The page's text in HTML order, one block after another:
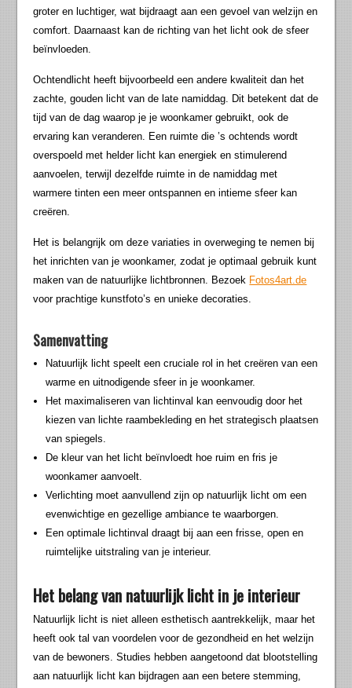
groter en luchtiger, wat bijdraagt aan een gevoel van welzijn en
comfort. Daarnaast kan de richting van het licht ook de sfeer
beïnvloeden.
Ochtendlicht heeft bijvoorbeeld een andere kwaliteit dan het
zachte, gouden licht van de late namiddag. Dit betekent dat de
tijd van de dag waarop je je woonkamer gebruikt, ook de
ervaring kan veranderen. Een ruimte die ’s ochtends wordt
overspoeld met helder licht kan energiek en stimulerend
aanvoelen, terwijl dezelfde ruimte in de namiddag met
warmere tinten een meer ontspannen en intieme sfeer kan
creëren.
Het is belangrijk om deze variaties in overweging te nemen bij
het inrichten van je woonkamer, zodat je optimaal gebruik kunt
maken van de natuurlijke lichtbronnen. Bezoek Fotos4art.de
voor prachtige kunstfoto’s en unieke decoraties.
Samenvatting
Natuurlijk licht speelt een cruciale rol in het creëren van een
warme en uitnodigende sfeer in je woonkamer.
Het maximaliseren van lichtinval kan eenvoudig door het
kiezen van lichte raambekleding en het strategisch plaatsen
van spiegels.
De kleur van het licht beïnvloedt hoe ruim en fris je
woonkamer aanvoelt.
Verlichting moet aanvullend zijn op natuurlijk licht om een
evenwichtige en gezellige ambiance te waarborgen.
Een optimale lichtinval draagt bij aan een frisse, open en
ruimtelijke uitstraling van je interieur.
Het belang van natuurlijk licht in je interieur
Natuurlijk licht is niet alleen esthetisch aantrekkelijk, maar het
heeft ook tal van voordelen voor de gezondheid en het welzijn
van de bewoners. Studies hebben aangetoond dat blootstelling
aan natuurlijk licht kan bijdragen aan een betere stemming,